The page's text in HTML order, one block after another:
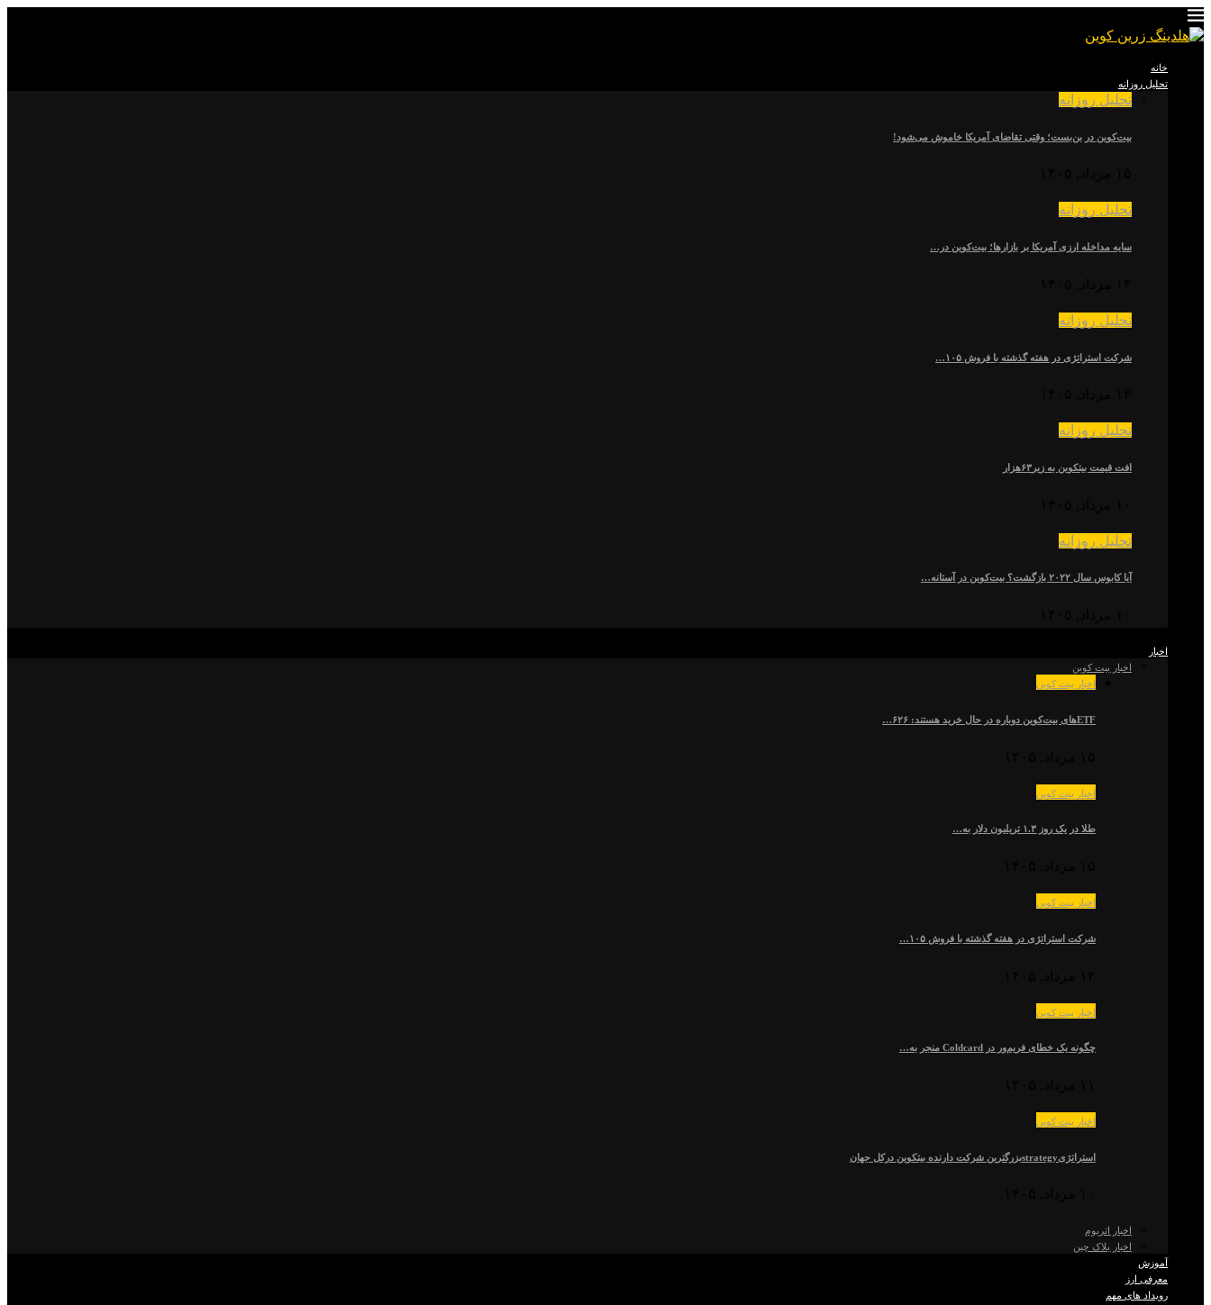
خانه
تحلیل روزانه
تحلیل روزانه
بیت‌کوین در بن‌بست؛ وقتی تقاضای آمریکا خاموش می‌شود!
تحلیل روزانه
سایه مداخله ارزی آمریکا بر بازارها؛ بیت‌کوین در…
تحلیل روزانه
شرکت استراتژی در هفته گذشته با فروش ۱۰۵…
تحلیل روزانه
افت قیمت بیتکوین به زیر۶۳هزار
تحلیل روزانه
آیا کابوس سال ۲۰۲۲ بازگشت؟ بیت‌کوین در آستانه…
اخبار
اخبار بیت کوین
اخبار بیت کوین
ETFهای بیت‌کوین دوباره در حال خرید هستند: ۶۲۶…
اخبار بیت کوین
طلا در یک روز ۱.۳ تریلیون دلار به…
اخبار بیت کوین
شرکت استراتژی در هفته گذشته با فروش ۱۰۵…
اخبار بیت کوین
چگونه یک خطای فریم‌ور در Coldcard منجر به…
اخبار بیت کوین
استراتژیstrategyبزرگترین شرکت دارنده بیتکوین درکل جهان
اخبار اتریوم
اخبار بلاک چین
آموزش
معرفی ارز
رویداد های مهم